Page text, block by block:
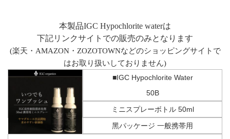
本製品IGC Hypochlorite waterは
下記リンクサイトでの販売のみとなります
(楽天・AMAZON・ZOZOTOWNなどのショッピングサイトで
はお取り扱いしておりません)
■IGC Hypochlorite Water
50B
ミニスプレーボトル 50ml
黑パッケージ 一般携帯用